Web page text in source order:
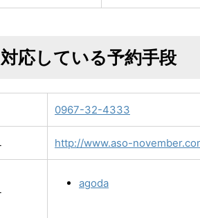
対応している予約手段
0967-32-4333
http://www.aso-
agoda